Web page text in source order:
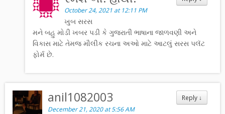
October 24, 2021 at 12:11 PM
ખુબ સરસ
મને બહુ મોડી ખબર પડી કે ગુજરાતી ભાષાના જાળવણી અને
વિકાસ માટે તેમજ મૌલીક રચના અઓ માટે આટલું સરસ પલૅટ
ફોર્મ છે.
Reply ↓
anil1082003
December 21, 2020 at 5:56 AM